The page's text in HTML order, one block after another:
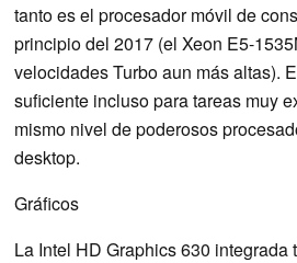
tanto es el procesador móvil de
principio del 2017 (el Xeon E5-
velocidades Turbo aun más altas).
suficiente incluso para tareas muy
mismo nivel de poderosos
desktop.
Gráficos
La Intel HD Graphics 630